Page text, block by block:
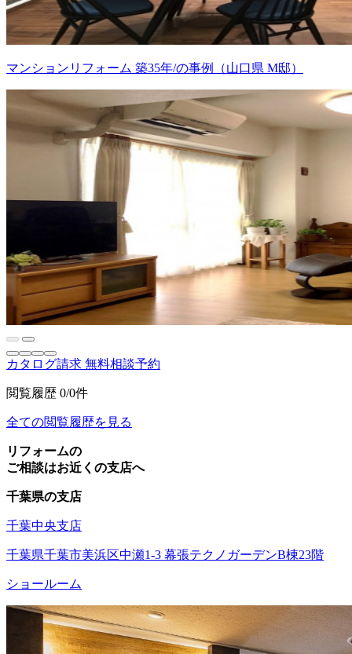
マンションリフォーム 築35年/の事例（山口県 M邸）
カタログ請求 無料相談予約
閲覧履歴 0/0件
全ての閲覧履歴を見る
リフォームの
ご相談はお近くの支店へ
千葉県の支店
千葉中央支店
千葉県千葉市美浜区中瀬1-3 幕張テクノガーデンB棟23階
ショールーム